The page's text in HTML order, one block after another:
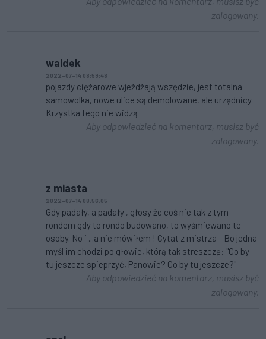
zalogowany.
waldek
2022-07-14 08:59:48
pojazdy ciężarowe wjeżdżają wszędzie, jest totalna
samowolka, nowe ulice są demolowane, ale urzędnicy
Krzystka tego nie widzą
Aby odpowiedzieć na komentarz, musisz być
zalogowany.
z miasta
2022-07-14 08:56:05
Gdy padały, a padały , głosy że coś nie tak z tym
rondem gdy to rondo budowano, to wyśmiewano te
osoby. No i ...a nie mówiłem ! Cytat z mistrza - Bo jedna
myśl im chodzi po głowie, którą tak streszczę: "Co by
tu jeszcze spieprzyć, Panowie? Co by tu jeszcze?"
Aby odpowiedzieć na komentarz, musisz być
zalogowany.